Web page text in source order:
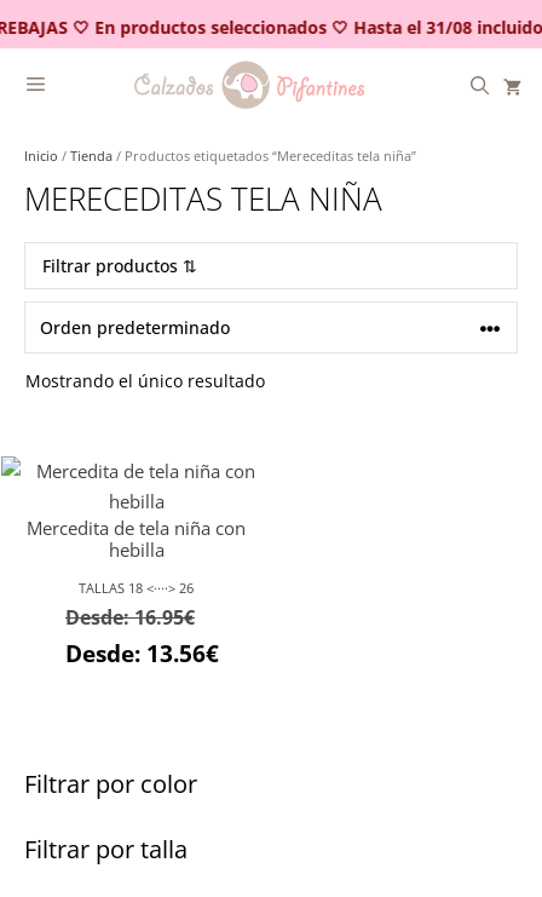
🤍 En productos seleccionados 🤍 Hasta el 31/08 incluido
al
contenido
Inicio / Tienda / Productos etiquetados “Mereceditas tela niña”
MERECEDITAS TELA NIÑA
Filtrar productos ⇅
Mostrando el único resultado
Mercedita de tela niña con
hebilla
TALLAS 18 <····> 26
Desde:16.95€
Desde: 13.56€
Filtrar por color
Filtrar por talla